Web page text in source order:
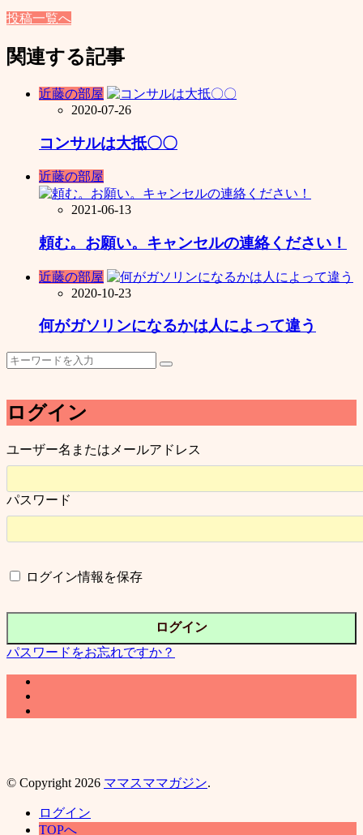
投稿一覧へ
関連する記事
近藤の部屋
2020-07-26
コンサルは大抵〇〇
近藤の部屋
2021-06-13
頼む。お願い。キャンセルの連絡ください！
近藤の部屋
2020-10-23
何がガソリンになるかは人によって違う
ログイン
ユーザー名またはメールアドレス
パスワード
ログイン情報を保存
パスワードをお忘れですか？
© Copyright 2026 ママスママガジン.
ログイン
TOPへ